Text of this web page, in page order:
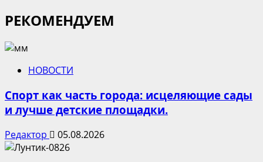
РЕКОМЕНДУЕМ
НОВОСТИ
Спорт как часть города: исцеляющие сады
и лучше детские площадки.
Редактор 05.08.2026